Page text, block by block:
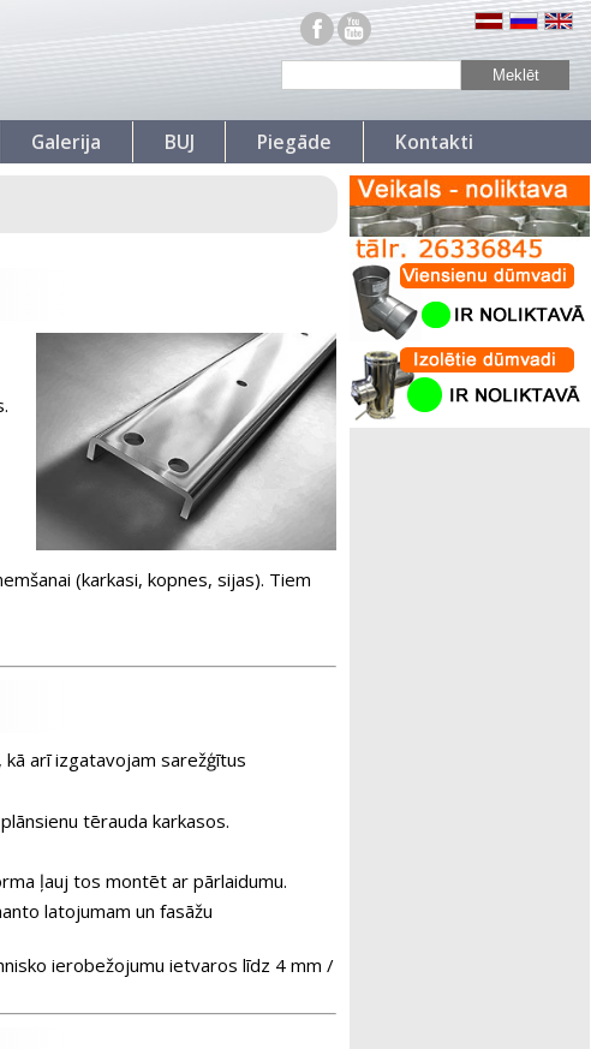
Kontakti
Piegāde
BUJ
Galerija
(karkasi, kopnes, sijas). Tiem
arī izgatavojam sarežģītus
tērauda karkasos.
ļauj tos montēt ar pārlaidumu.
latojumam un fasāžu
ierobežojumu ietvaros līdz 4 mm /